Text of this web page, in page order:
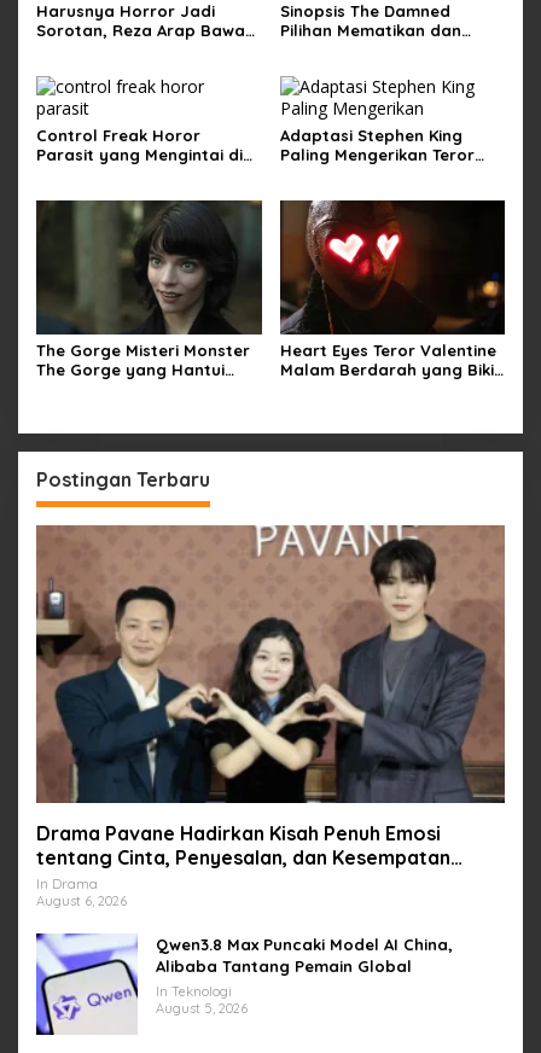
Harusnya Horror Jadi
Sorotan, Reza Arap Bawa
Sinopsis The Damned
Pilihan Mematikan dan
Control Freak Horor
Parasit yang Mengintai di
Adaptasi Stephen King
Paling Mengerikan Teror
The Gorge Misteri Monster
The Gorge yang Hantui
Heart Eyes Teror Valentine
Malam Berdarah yang Bikin
Postingan Terbaru
Drama Pavane Hadirkan Kisah Penuh Emosi
tentang Cinta, Penyesalan, dan Kesempatan
Memulai Kembali
In Drama
August 6, 2026
Qwen3.8 Max Puncaki Model AI China,
Alibaba Tantang Pemain Global
In Teknologi
August 5, 2026